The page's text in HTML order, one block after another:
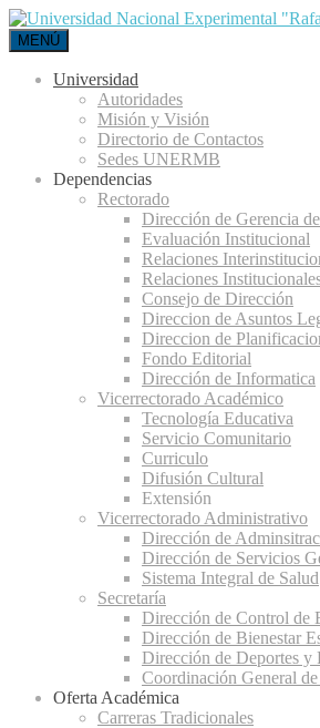
MENÚ
Universidad
Autoridades
Misión y Visión
Directorio de Contactos
Sedes UNERMB
Dependencias
Rectorado
Dirección de Gerencia
Evaluación Institucional
Relaciones
Relaciones
Consejo de Dirección
Direccion de Asuntos
Direccion de
Fondo Editorial
Dirección de Informatica
Vicerrectorado Académico
Tecnología Educativa
Servicio Comunitario
Curriculo
Difusión Cultural
Extensión
Vicerrectorado Administrativo
Dirección de
Dirección de Servicios
Sistema Integral de Salud
Secretaría
Dirección de Control de
Dirección de Bienestar
Dirección de Deportes y
Coordinación General
Oferta Académica
Carreras Tradicionales